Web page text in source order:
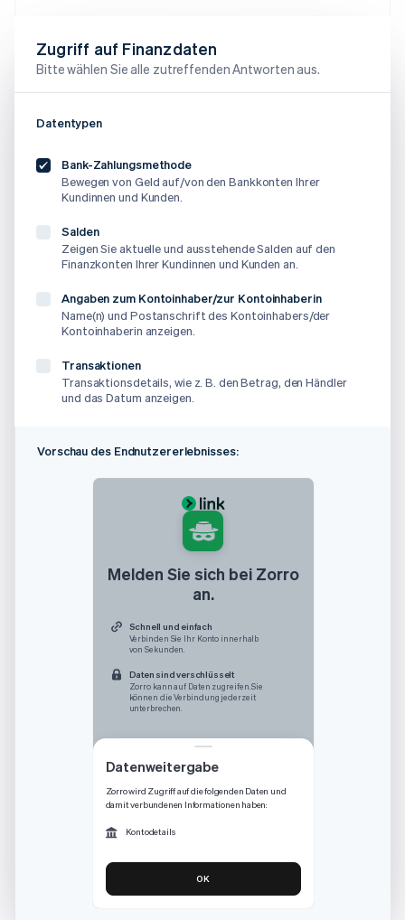
Zugriff auf Finanzdaten
Bitte wählen Sie alle zutreffenden Antworten aus.
Datentypen
Bank-Zahlungsmethode
Bewegen von Geld auf/von den Bankkonten Ihrer
Kundinnen und Kunden.
Salden
Zeigen Sie aktuelle und ausstehende Salden auf den
Finanzkonten Ihrer Kundinnen und Kunden an.
Angaben zum Kontoinhaber/zur Kontoinhaberin
Name(n) und Postanschrift des Kontoinhabers/der
Kontoinhaberin anzeigen.
Transaktionen
Transaktionsdetails, wie z. B. den Betrag, den Händler
und das Datum anzeigen.
Vorschau des Endnutzererlebnisses:
Melden Sie sich bei Zorro
an.
Schnell und einfach
Verbinden Sie Ihr Konto innerhalb
von Sekunden.
Daten sind verschlüsselt
Zorro kann auf Daten zugreifen. Sie
können die Verbindung jederzeit
unterbrechen.
Datenweitergabe
Zorro wird Zugriff auf die folgenden Daten und
damit verbundenen Informationen haben:
Kontodetails
OK